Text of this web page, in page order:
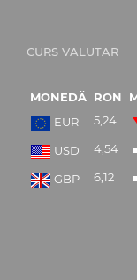
CURS VALUTAR
MONEDĂ RON
EUR
5,24
USD 4,54
GBP 6,12